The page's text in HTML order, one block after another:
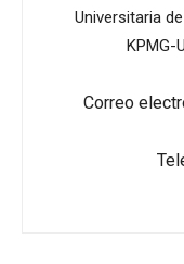
Universitaria
KPMG-
Correo